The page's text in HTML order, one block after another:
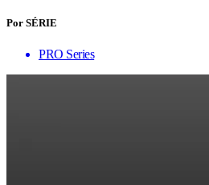
Por SÉRIE
PRO Series